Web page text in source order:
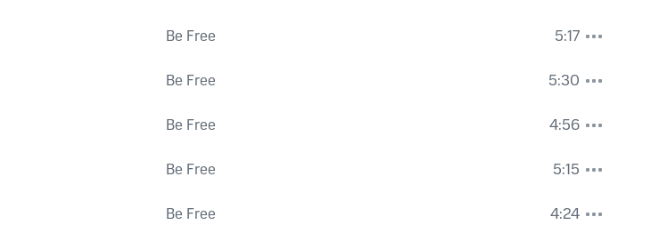
Be Free
5:17
Be Free
5:30
Be Free
4:56
Be Free
5:15
Be Free 4:24